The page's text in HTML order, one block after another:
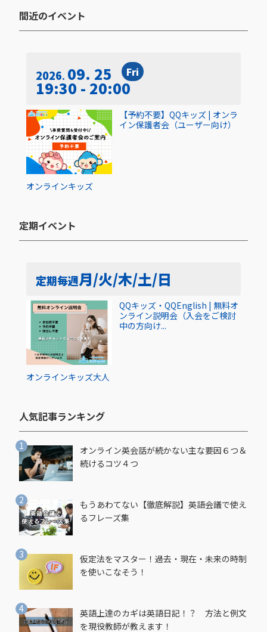
間近のイベント​
2026 09. 25 Fri
19:30 - 20:00
オンラインキッズ
【予約不要】QQキッズ | オンラ
イン保護者会（ユーザー向け）
定期イベント​
定期毎週月/火/木/土/日
オンラインキッズ大人
QQキッズ・QQEnglish | 無料オ
ンライン説明会（入会をご検討
中の方向け...
人気記事ランキング​
オンライン英会話が続かない主な要因６つ＆
続けるコツ４つ
もうあわてない【徹底解説】英語会議で使え
るフレーズ集
仮定法をマスター！過去・現在・未来の時制
を使いこなそう！
英語上達のカギは英語日記！？ 方法と例文
を現役教師が教えます！